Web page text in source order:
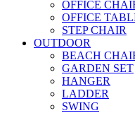
OFFICE
OFFICE
STEP CHAIR
OUTDOOR
BEACH
GARDEN SET
HANGER
LADDER
SWING